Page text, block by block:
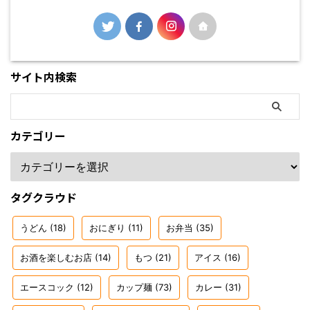
サイト内検索
カテゴリー
タグクラウド
うどん (18) おにぎり (11) お弁当 (35)
お酒を楽しむお店 (14) もつ (21) アイス (16)
エースコック (12) カップ麺 (73) カレー (31)